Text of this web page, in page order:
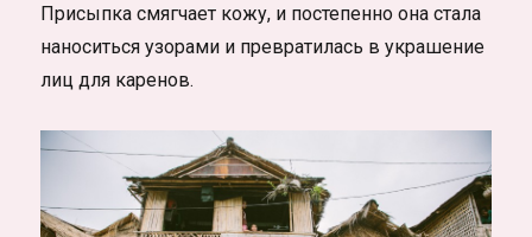
Присыпка смягчает кожу, и постепенно она стала
наноситься узорами и превратилась в украшение
лиц для каренов.